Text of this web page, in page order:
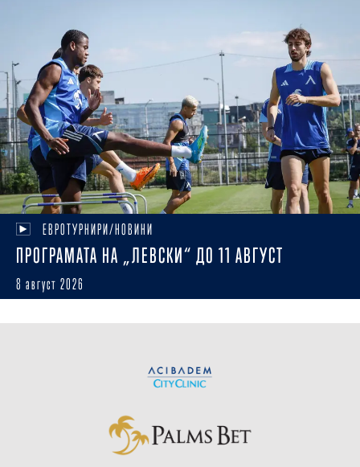
ЕВРОТУРНИРИ/НОВИНИ
ПРОГРАМАТА НА „ЛЕВСКИ“ ДО 11 АВГУСТ
8 август 2026